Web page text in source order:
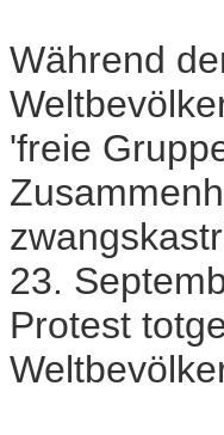
Während
'freie
23.
Protest